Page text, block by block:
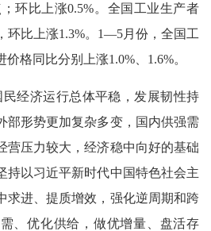
环比上涨0.5%。全国工业生产者
环比上涨1.3%。1—5月份，全国工
格同比分别上涨1.0%、1.6%。
民经济运行总体平稳，发展韧性持
部形势更加复杂多变，国内供强需
营压力较大，经济稳中向好的基础
持以习近平新时代中国特色社会主
求进、提质增效，强化逆周期和跨
、优化供给，做优增量、盘活存